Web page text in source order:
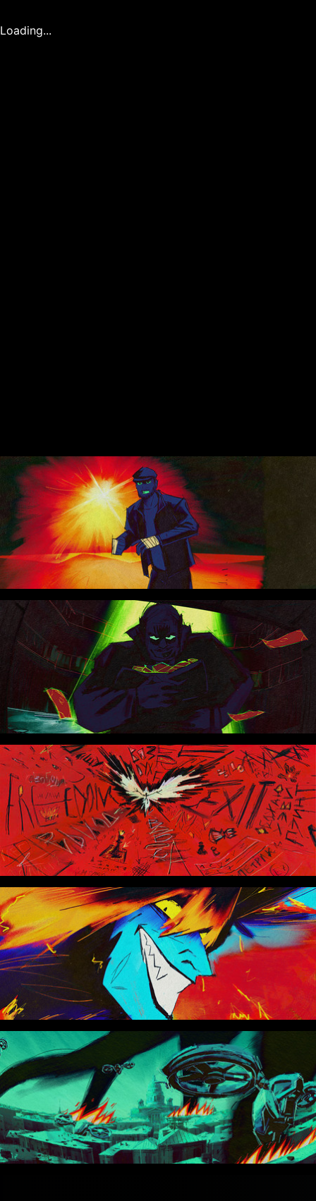
Loading...